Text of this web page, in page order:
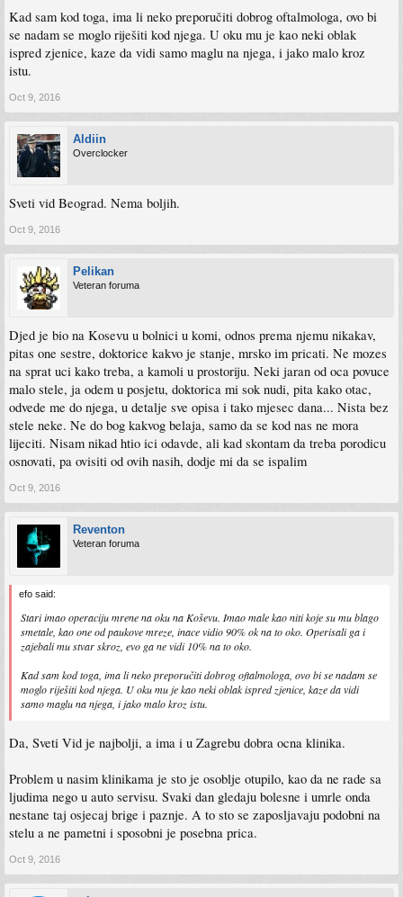
Kad sam kod toga, ima li neko preporučiti dobrog oftalmologa, ovo bi
se nadam se moglo riješiti kod njega. U oku mu je kao neki oblak
ispred zjenice, kaze da vidi samo maglu na njega, i jako malo kroz
istu.
Oct 9, 2016
Aldiin
Overclocker
Sveti vid Beograd. Nema boljih.
Oct 9, 2016
Pelikan
Veteran foruma
Djed je bio na Kosevu u bolnici u komi, odnos prema njemu nikakav,
pitas one sestre, doktorice kakvo je stanje, mrsko im pricati. Ne mozes
na sprat uci kako treba, a kamoli u prostoriju. Neki jaran od oca povuce
malo stele, ja odem u posjetu, doktorica mi sok nudi, pita kako otac,
odvede me do njega, u detalje sve opisa i tako mjesec dana... Nista bez
stele neke. Ne do bog kakvog belaja, samo da se kod nas ne mora
lijeciti. Nisam nikad htio ici odavde, ali kad skontam da treba porodicu
osnovati, pa ovisiti od ovih nasih, dodje mi da se ispalim
Oct 9, 2016
Reventon
Veteran foruma
efo said:
Stari imao operaciju mrene na oku na Koševu. Imao male kao niti koje su mu blago
smetale, kao one od paukove mreze, inace vidio 90% ok na to oko. Operisali ga i
zajebali mu stvar skroz, evo ga ne vidi 10% na to oko.
Kad sam kod toga, ima li neko preporučiti dobrog oftalmologa, ovo bi se nadam se
moglo riješiti kod njega. U oku mu je kao neki oblak ispred zjenice, kaze da vidi
samo maglu na njega, i jako malo kroz istu.
Da, Sveti Vid je najbolji, a ima i u Zagrebu dobra ocna klinika.
Problem u nasim klinikama je sto je osoblje otupilo, kao da ne rade sa
ljudima nego u auto servisu. Svaki dan gledaju bolesne i umrle onda
nestane taj osjecaj brige i paznje. A to sto se zaposljavaju podobni na
stelu a ne pametni i sposobni je posebna prica.
Oct 9, 2016